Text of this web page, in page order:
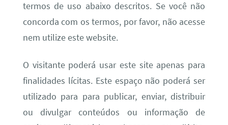
termos de uso abaixo descritos. Se você não
concorda com os termos, por favor, não acesse
nem utilize este website.
O visitante poderá usar este site apenas para
finalidades lícitas. Este espaço não poderá ser
utilizado para para publicar, enviar, distribuir
ou divulgar conteúdos ou informação de